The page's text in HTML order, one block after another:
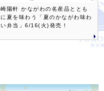
崎陽軒 かながわの名産品ととも
に夏を味わう「夏のかながわ味わ
い弁当」6/16(火)発売！